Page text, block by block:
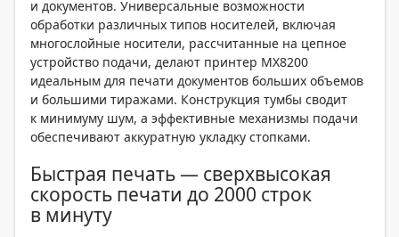
и документов. Универсальные возможности
обработки различных типов носителей, включая
многослойные носители, рассчитанные на цепное
устройство подачи, делают принтер MX8200
идеальным для печати документов больших объемов
и большими тиражами. Конструкция тумбы сводит
к минимуму шум, а эффективные механизмы подачи
обеспечивают аккуратную укладку стопками.
Быстрая печать — сверхвысокая
скорость печати до 2000 строк
в минуту